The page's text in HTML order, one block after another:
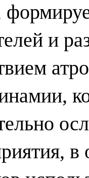
и
в